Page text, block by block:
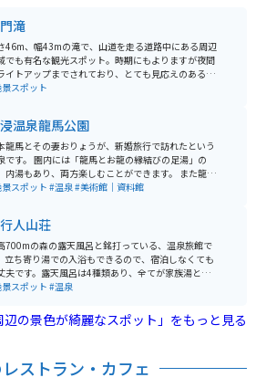
滝
46m、幅43mの滝で、山道を走る道路中にある周辺
でも有名な観光スポット。時期にもよりますが夜間
イトアップまでされており、とても見応えのある絶
ポットとなっています。昼夜問わずライダーやカッ
スポット
温泉龍馬公園
龍馬とその妻おりょうが、新婚旅行で訪れたという
です。 園内には「龍馬とお龍の縁結びの足湯」の
内湯もあり、両方楽しむことができます。 また龍馬
する資料館も併設されており、温泉に入った後、ゆ
スポット#温泉#美術館｜資料館
人山荘
700mの森の露天風呂と銘打っている、温泉旅館で
立ち寄り湯での入浴もできるので、宿泊しなくても
夫です。露天風呂は4種類あり、全てが家族湯となっ
ます。秋の紅葉の湯は最高で、真っ赤に紅葉した紅
て露天風呂の空き状況を確認後、指定の露天風呂を
します。空いていれば、すぐに入浴できます。 立ち
り過ごす事ができます。バイク専用の駐輪場はあり
スポット#温泉
辺の景色が綺麗なスポット」をもっと見る
ストラン・カフェ